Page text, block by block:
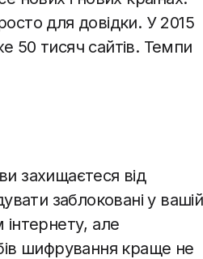
для довідки. У 2015
50 тисяч сайтів. Темпи
захищаєтеся від
заблоковані у вашій
інтернету, але
шифрування краще не